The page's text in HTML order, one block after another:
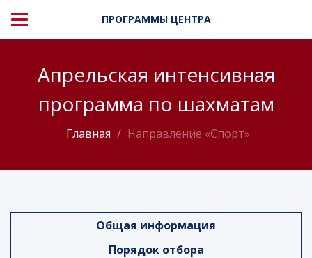
ПРОГРАММЫ ЦЕНТРА
Апрельская интенсивная
программа по шахматам
Главная Направление «Спорт»
Общая информация
Порядок отбора